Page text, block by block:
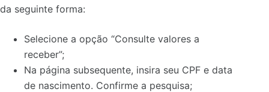
da seguinte forma:
Selecione a opção “Consulte valores a
receber”;
Na página subsequente, insira seu CPF e data
de nascimento. Confirme a pesquisa;